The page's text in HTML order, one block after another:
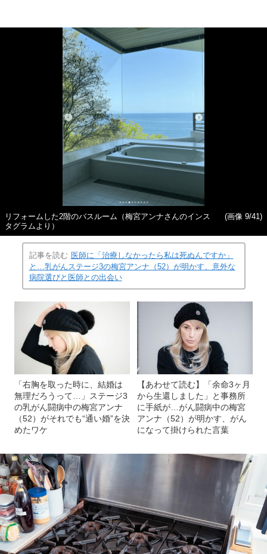
リフォームした2階のバスルーム（梅宮アンナさんのインス
タグラムより）
(画像 9/41)
記事を読む 医師に「治療しなかったら私は死ぬんですか」
と…乳がんステージ3の梅宮アンナ（52）が明かす、意外な
病院選びと医師との出会い
「右胸を取った時に、結婚は
無理だろうって…」ステージ3
の乳がん闘病中の梅宮アンナ
（52）がそれでも“通い婚”を決
めたワケ
【あわせて読む】「余命3ヶ月
から生還しました」と事務所
に手紙が…がん闘病中の梅宮
アンナ（52）が明かす、がん
になって掛けられた言葉